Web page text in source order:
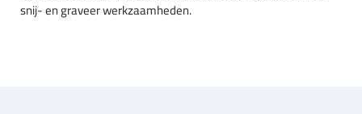
snij- en graveer werkzaamheden.